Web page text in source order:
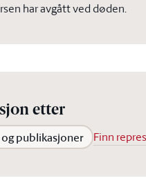
har avgått ved døden.
etter
og publikasjoner Finn